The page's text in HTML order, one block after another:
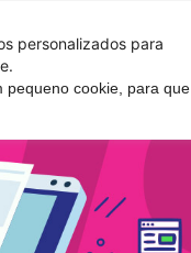
personalizados para
pequeno cookie, para que
Blog